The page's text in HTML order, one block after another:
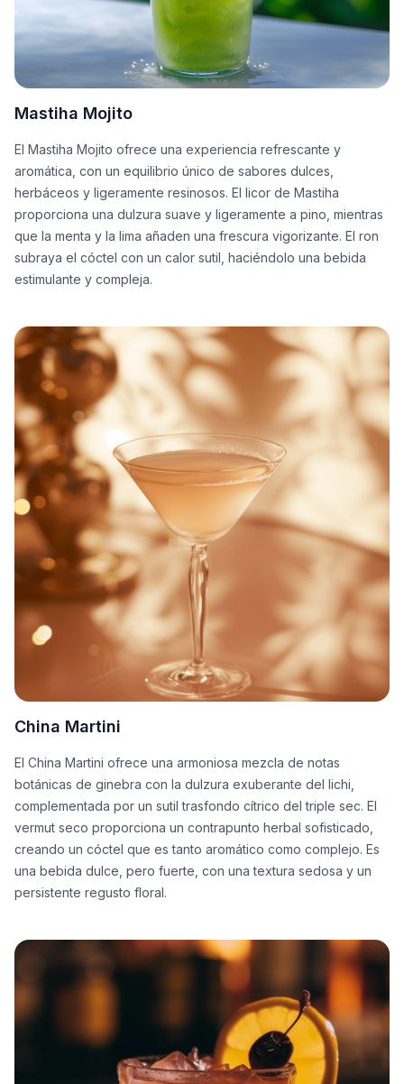
Mastiha Mojito
El Mastiha Mojito ofrece una experiencia refrescante y
aromática, con un equilibrio único de sabores dulces,
herbáceos y ligeramente resinosos. El licor de Mastiha
proporciona una dulzura suave y ligeramente a pino, mientras
que la menta y la lima añaden una frescura vigorizante. El ron
subraya el cóctel con un calor sutil, haciéndolo una bebida
estimulante y compleja.
China Martini
El China Martini ofrece una armoniosa mezcla de notas
botánicas de ginebra con la dulzura exuberante del lichi,
complementada por un sutil trasfondo cítrico del triple sec. El
vermut seco proporciona un contrapunto herbal sofisticado,
creando un cóctel que es tanto aromático como complejo. Es
una bebida dulce, pero fuerte, con una textura sedosa y un
persistente regusto floral.